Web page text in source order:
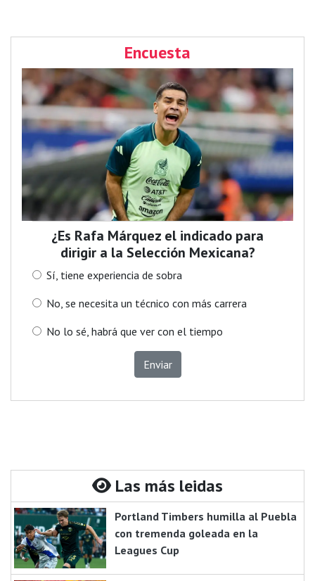
Encuesta
¿Es Rafa Márquez el indicado para
dirigir a la Selección Mexicana?
Sí, tiene experiencia de sobra
No, se necesita un técnico con más carrera
No lo sé, habrá que ver con el tiempo
Enviar
Las más leidas
Portland Timbers humilla al Puebla
con tremenda goleada en la
Leagues Cup